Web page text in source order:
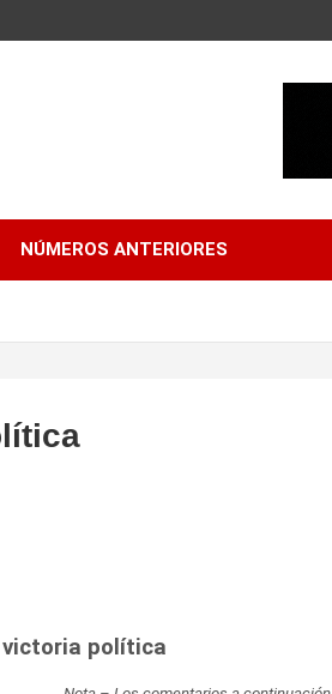
NÚMEROS ANTERIORES
victoria política